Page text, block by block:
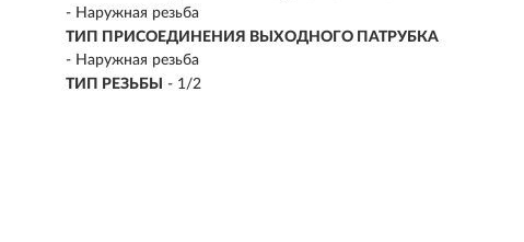
- Наружная резьба
ТИП ПРИСОЕДИНЕНИЯ ВЫХОДНОГО ПАТРУБКА
- Наружная резьба
ТИП РЕЗЬБЫ
- 1/2